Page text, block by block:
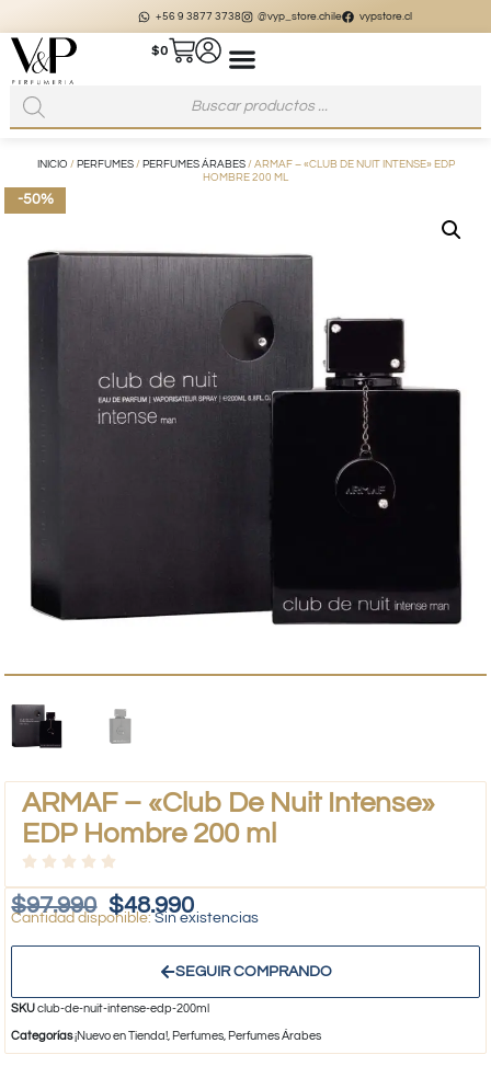
+56 9 3877 3738 @vyp_store.chile vypstore.cl
$0
INICIO / PERFUMES/ PERFUMES ÁRABES/ ARMAF – «CLUB DE NUIT INTENSE» EDP
HOMBRE 200 ML
-50%
ARMAF – «Club De Nuit Intense»
EDP Hombre 200 ml
$97.990 $48.990
Sin existencias
SEGUIR COMPRANDO
SKUclub-de-nuit-intense-edp-200ml
Categorías¡Nuevo en Tienda!, Perfumes, Perfumes Árabes